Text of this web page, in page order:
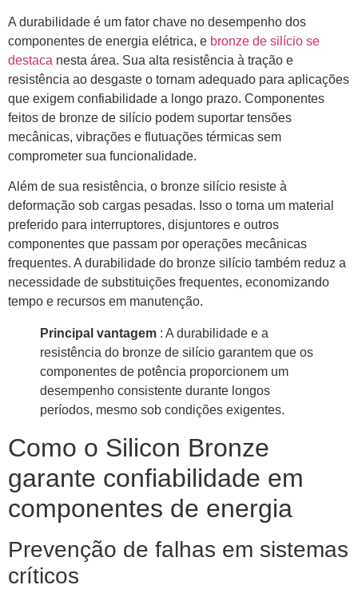
A durabilidade é um fator chave no desempenho dos
componentes de energia elétrica, e bronze de silício se
destaca nesta área. Sua alta resistência à tração e
resistência ao desgaste o tornam adequado para aplicações
que exigem confiabilidade a longo prazo. Componentes
feitos de bronze de silício podem suportar tensões
mecânicas, vibrações e flutuações térmicas sem
comprometer sua funcionalidade.
Além de sua resistência, o bronze silício resiste à
deformação sob cargas pesadas. Isso o torna um material
preferido para interruptores, disjuntores e outros
componentes que passam por operações mecânicas
frequentes. A durabilidade do bronze silício também reduz a
necessidade de substituições frequentes, economizando
tempo e recursos em manutenção.
Principal vantagem : A durabilidade e a
resistência do bronze de silício garantem que os
componentes de potência proporcionem um
desempenho consistente durante longos
períodos, mesmo sob condições exigentes.
Como o Silicon Bronze
garante confiabilidade em
componentes de energia
Prevenção de falhas em sistemas
críticos